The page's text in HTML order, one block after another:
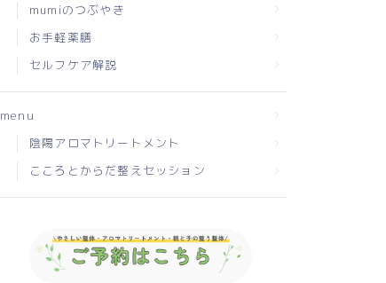
mumiのつぶやき
お手軽薬膳
セルフケア解説
menu
陰陽アロマトリートメント
こころとからだ整えセッション